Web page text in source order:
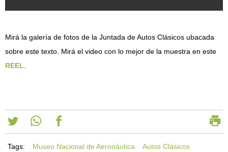
Mirá la galería de fotos de la Juntada de Autos Clásicos ubacada
sobre este texto. Mirá el video con lo mejor de la muestra en este
REEL.
Tags: Museo Nacional de Aeronáutica
Autos Clásicos